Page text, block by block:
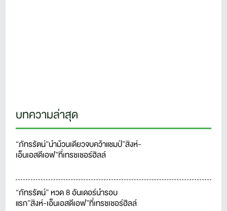
บทความล่าสุด
“ภัทรรัตน์”นำม้วนเดียวจบคว้าแชมป์”สิงห์-
เอ็นเอสดีเอฟ”ที่เทรชเชอร์ฮิลล์
“ภัทรรัตน์” หวด 8 อันเดอร์นำรอบ
แรก”สิงห์-เอ็นเอสดีเอฟ”ที่เทรชเชอร์ฮิลล์